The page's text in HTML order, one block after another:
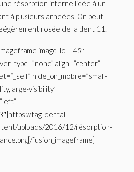
résorption interne lieée à un
à plusieurs anneées. On peut
rosée de la dent 11.
image_id=”45″
align=”center”
hide_on_mobile=”small-
visibility”
tag-dental-
uploads/2016/12/résorption-
fusion_imageframe]